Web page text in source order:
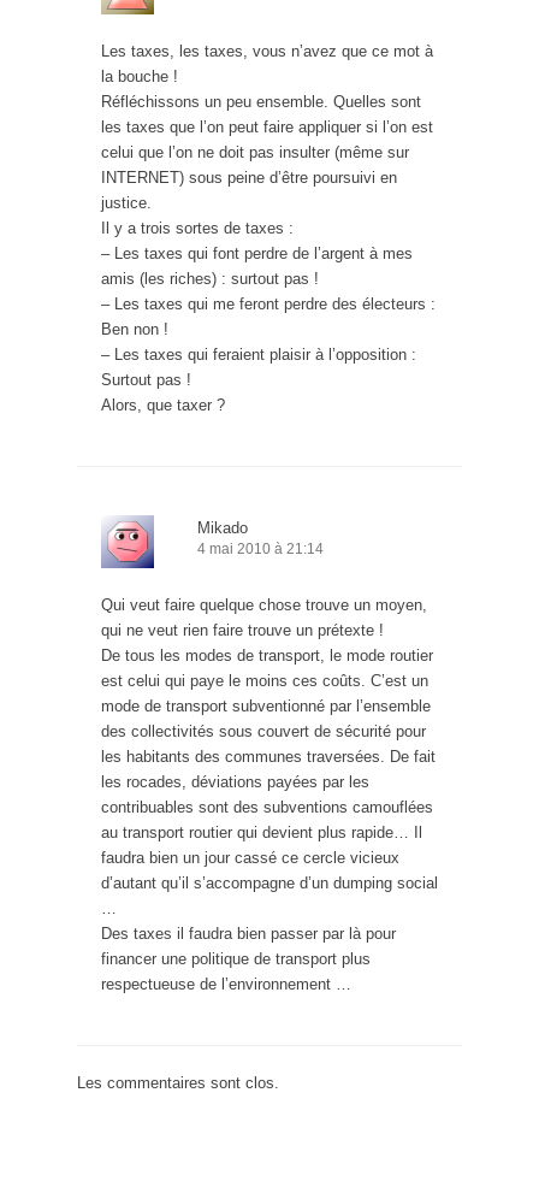
Les taxes, les taxes, vous n’avez que ce mot à
la bouche !
Réfléchissons un peu ensemble. Quelles sont
les taxes que l’on peut faire appliquer si l’on est
celui que l’on ne doit pas insulter (même sur
INTERNET) sous peine d’être poursuivi en
justice.
Il y a trois sortes de taxes :
– Les taxes qui font perdre de l’argent à mes
amis (les riches) : surtout pas !
– Les taxes qui me feront perdre des électeurs :
Ben non !
– Les taxes qui feraient plaisir à l’opposition :
Surtout pas !
Alors, que taxer ?
Mikado
4 mai 2010 à 21:14
Qui veut faire quelque chose trouve un moyen,
qui ne veut rien faire trouve un prétexte !
De tous les modes de transport, le mode routier
est celui qui paye le moins ces coûts. C’est un
mode de transport subventionné par l’ensemble
des collectivités sous couvert de sécurité pour
les habitants des communes traversées. De fait
les rocades, déviations payées par les
contribuables sont des subventions camouflées
au transport routier qui devient plus rapide… Il
faudra bien un jour cassé ce cercle vicieux
d’autant qu’il s’accompagne d’un dumping social
…
Des taxes il faudra bien passer par là pour
financer une politique de transport plus
respectueuse de l’environnement …
Les commentaires sont clos.